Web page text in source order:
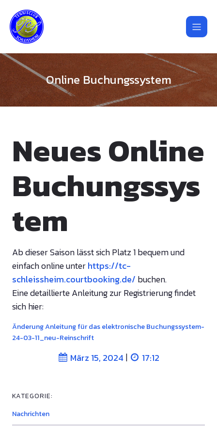
Online Buchungssystem
Neues Online
Buchungssys
tem
Ab dieser Saison lässt sich Platz 1 bequem und
einfach online unterhttps://tc-
schleissheim.courtbooking.de/ buchen.
Eine detaillierte Anleitung zur Registrierung findet
sich hier:
Änderung Anleitung für das elektronische Buchungssystem-
24-03-11_neu-Reinschrift
März 15, 2024 | 17:12
KATEGORIE:
Nachrichten